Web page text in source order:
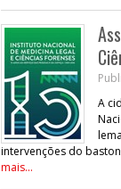
A
intervenções do
mais...